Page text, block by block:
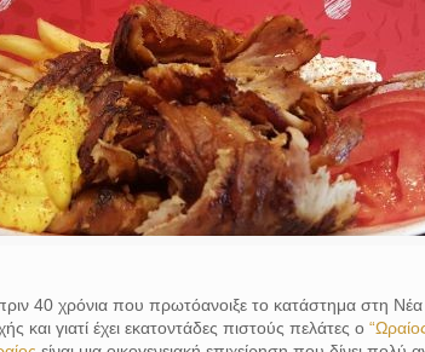
40 χρόνια που πρωτόανοιξε το κατάστημα στη
και γιατί έχει εκατοντάδες πιστούς πελάτες ο